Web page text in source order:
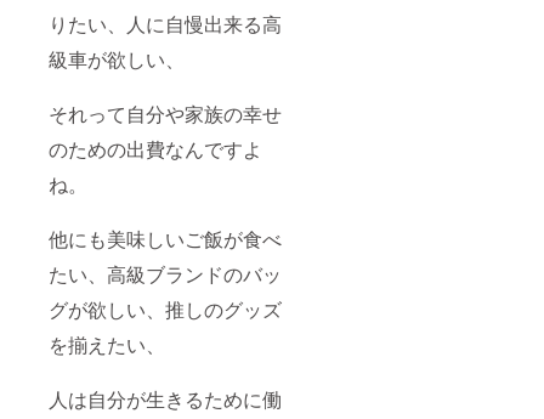
りたい、人に自慢出来る高
級車が欲しい、
それって自分や家族の幸せ
のための出費なんですよ
ね。
他にも美味しいご飯が食べ
たい、高級ブランドのバッ
グが欲しい、推しのグッズ
を揃えたい、
人は自分が生きるために働